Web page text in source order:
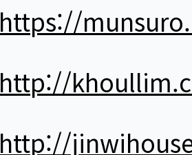
https://
http://
http://